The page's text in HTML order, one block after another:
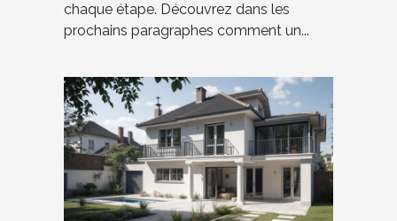
chaque étape. Découvrez dans les
prochains paragraphes comment un...